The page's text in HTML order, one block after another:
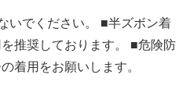
いでください。 ■半ズボン着
推奨しております。 ■危険防
着用をお願いします。